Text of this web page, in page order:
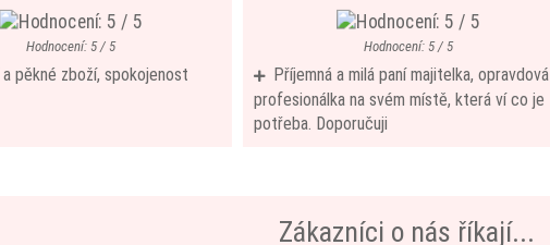
Hodnocení: 5 / 5
pěkné zboží, spokojenost
Hodnocení: 5 / 5
Příjemná a milá paní majitelka, opravdová
profesionálka na svém místě, která ví co je
potřeba. Doporučuji
Zákazníci o nás říkají...